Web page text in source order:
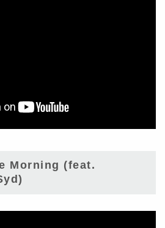
Morning (feat.